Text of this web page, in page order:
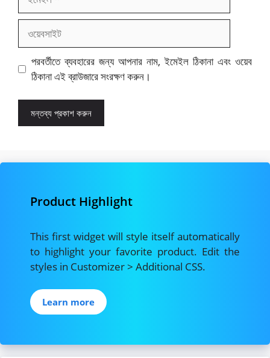
পরবর্তীতে ব্যবহারের জন্য আপনার নাম, ইমেইল ঠিকানা এবং ওয়েব
ঠিকানা এই ব্রাউজারে সংরক্ষণ করুন।
Product Highlight
This first widget will style itself automatically
to highlight your favorite product. Edit the
styles in Customizer > Additional CSS.
Learn more